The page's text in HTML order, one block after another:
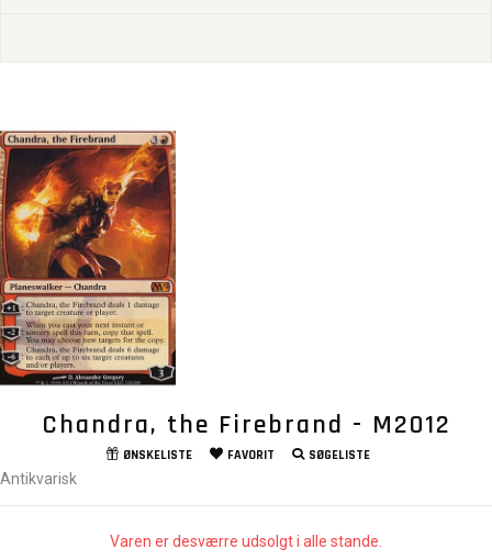
Chandra, the Firebrand - M2012
ØNSKELISTE FAVORIT SØGELISTE
Antikvarisk
Varen er desværre udsolgt i alle stande.